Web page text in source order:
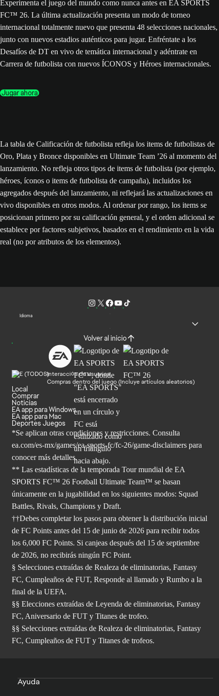
Experimenta el juego del mundo como nunca antes en EA SPORTS
FC™ 26. La última actualización presenta un modo de torneo
internacional totalmente nuevo que presenta 48 selecciones nacionales,
junto con nuevos estadios auténticos para jugar. Enfréntate a los
Desafíos de DT en vivo de temática internacional y adéntrate en
Carrera de futbolista con nuevos ÍCONOS y Héroes internacionales.
Jugar ahora
La tabla de Calificación de futbolista refleja los items de futbolistas de
Oro, Plata y Bronce disponibles en Ultimate Team ’26 al momento del
lanzamiento. No refleja otros tipos de items de futbolista (por ejemplo,
héroes, íconos o items de futbolista de campaña), incluidos los
agregados después del lanzamiento, ni reflejará las actualizaciones en
vivo disponibles en otros modos. Al ordenar por rango, los items se
posicionan primero por su calificación general, y el orden adicional se
establece por factores subjetivos, basados en el rendimiento en la vida
real (no por atributos de los elementos).
Idioma
Volver al inicio
Interacción de usuarios
Compras dentro del juego (Incluye artículos aleatorios)
Local
Comprar
Noticias
EA app para Windows
EA app para Mac
Deportes Juegos
*Se aplican otras condiciones y restricciones. Consulta
ea.com/es-mx/games/ea-sports-fc/fc-26/game-disclaimers para
conocer más detalles.
** Las estadísticas de la temporada Tour mundial de EA
SPORTS FC™ 26 Football Ultimate Team™ se basan
únicamente en la jugabilidad en los siguientes modos: Squad
Battles, Rivals, Champions y Draft.
††Debes completar los pasos para obtener la distribución inicial
de FC Points antes del 15 de junio de 2026 para recibir todos
los 6,000 FC Points. Si canjeas después del 15 de septiembre
de 2026, no recibirás ningún FC Point.
§ Selecciones extraídas de Realeza de eliminatorias, Fantasy
FC, Cumpleaños de FUT, Responde al llamado y Rumbo a la
final de la UEFA.
§§ Elecciones extraídas de Leyenda de eliminatorias, Fantasy
FC, Aniversario de FUT y Titanes de trofeo.
§§ Selecciones extraídas de Realeza de eliminatorias, Fantasy
FC, Cumpleaños de FUT y Titanes de trofeos.
Ayuda